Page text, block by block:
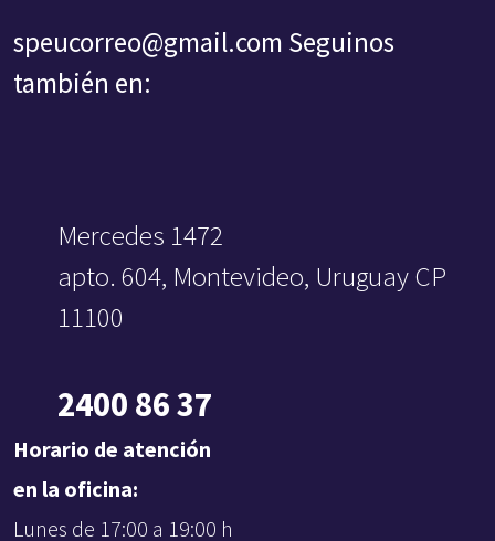
speucorreo@gmail.com Seguinos
también en:
Mercedes 1472
apto. 604, Montevideo, Uruguay CP
11100
2400 86 37
Horario de atención
en la oficina:
Lunes de 17:00 a 19:00 h